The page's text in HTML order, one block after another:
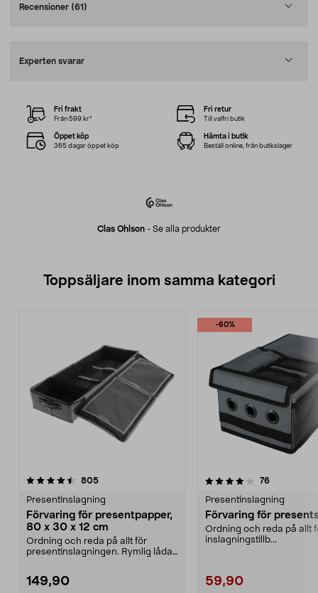
Recensioner (61)
Experten svarar
Clas Ohlson - Se alla produkter
Fri frakt
Från 599 kr*
Fri retur
Till valfri butik
Öppet köp
365 dagar öppet köp
Hämta i butik
Beställ online, från butikslager
Toppsäljare inom samma kategori
805recensioner
Presentinslagning
Förvaring för presentpapper,
80 x 30 x 12 cm
Ordning och reda på allt för
presentinslagningen. Rymlig låda
149,90
-60%
4.0 av 5 stjärnor 76recensioner
Presentinslagning
Förvaring för
Ordning och reda på allt
inslagningstillb...
59,90
4.5 av 5 stjärnor